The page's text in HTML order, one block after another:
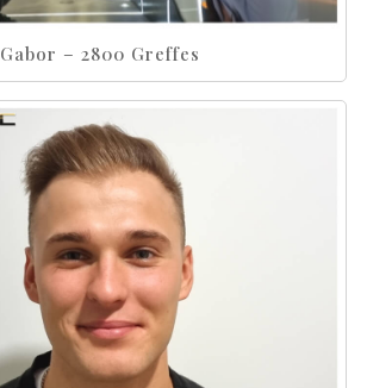
Gabor – 2800 Greffes